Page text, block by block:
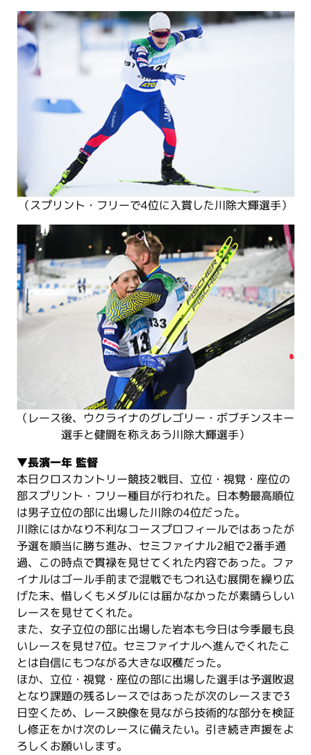
（スプリント・フリーで4位に入賞した川除大輝選手）
（レース後、ウクライナのグレゴリー・ボブチンスキー
選手と健闘を称えあう川除大輝選手）
▼長濱一年 監督
本日クロスカントリー競技2戦目、立位・視覚・座位の
部スプリント・フリー種目が行われた。日本勢最高順位
は男子立位の部に出場した川除の4位だった。
川除にはかなり不利なコースプロフィールではあったが
予選を順当に勝ち進み、セミファイナル2組で2番手通
過、この時点で貫禄を見せてくれた内容であった。ファ
イナルはゴール手前まで混戦でもつれ込む展開を繰り広
げた末、惜しくもメダルには届かなかったが素晴らしい
レースを見せてくれた。
また、女子立位の部に出場した岩本も今日は今季最も良
いレースを見せ7位。セミファイナルへ進んでくれたこ
とは自信にもつながる大きな収穫だった。
ほか、立位・視覚・座位の部に出場した選手は予選敗退
となり課題の残るレースではあったが次のレースまで3
日空くため、レース映像を見ながら技術的な部分を検証
し修正をかけ次のレースに備えたい。引き続き声援をよ
ろしくお願いします。